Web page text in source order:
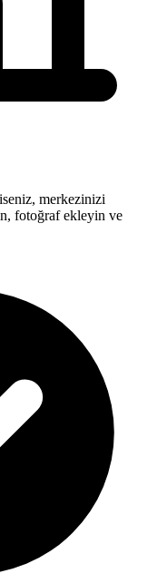
merkezinizi
fotoğraf ekleyin ve